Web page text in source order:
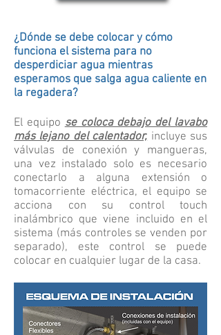
¿Dónde se debe colocar y cómo
funciona el sistema para no
desperdiciar agua mientras
esperamos que salga agua caliente en
la regadera?
El equipo se coloca debajo del lavabo
más lejano del calentador, incluye sus
válvulas de conexión y mangueras,
una vez instalado solo es necesario
conectarlo a alguna extensión o
tomacorriente eléctrica, el equipo se
acciona con su control touch
inalámbrico que viene incluido en el
sistema (más controles se venden por
separado), este control se puede
colocar en cualquier lugar de la casa.